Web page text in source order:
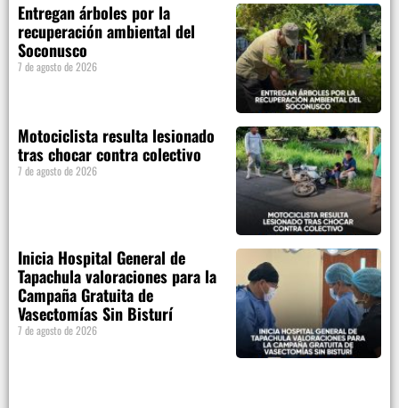
Entregan árboles por la
recuperación ambiental del
Soconusco
7 de agosto de 2026
Motociclista resulta lesionado
tras chocar contra colectivo
7 de agosto de 2026
Inicia Hospital General de
Tapachula valoraciones para la
Campaña Gratuita de
Vasectomías Sin Bisturí
7 de agosto de 2026